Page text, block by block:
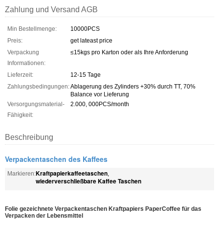
Zahlung und Versand AGB
Min Bestellmenge:
10000PCS
Preis:
get lateast price
Verpackung
Informationen:
≤15kgs pro Karton oder als Ihre Anforderung
Lieferzeit:
12-15 Tage
Zahlungsbedingungen:Ablagerung des Zylinders +30% durch TT, 70%
Balance vor Lieferung
Versorgungsmaterial-
Fähigkeit:
2.000, 000PCS/month
Beschreibung
Verpackentaschen des Kaffees
Markieren:Kraftpapierkaffeetaschen,
wiederverschließbare Kaffee Taschen
Folie gezeichnete Verpackentaschen Kraftpapiers PaperCoffee für das
Verpacken der Lebensmittel